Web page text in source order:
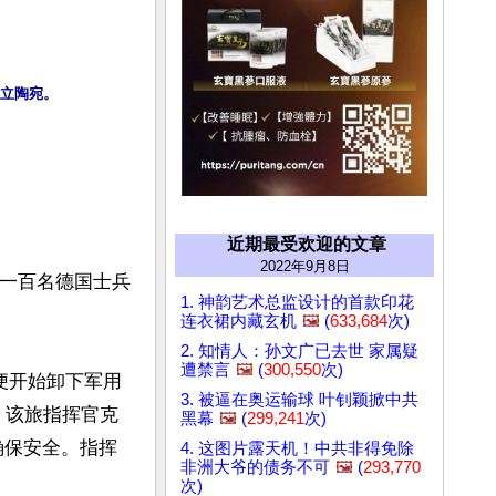
百名德国士兵
开始卸下军用
旅指挥官克
安全。指挥
近期最受欢迎的文章
2022年9月8日
1. 神韵艺术总监设计的首款印花
连衣裙内藏玄机 🖼️ (633,684次)
2. 知情人：孙文广已去世 家属疑
遭禁言 🖼️ (300,550次)
3. 被逼在奥运输球 叶钊颖掀中共
黑幕 🖼️ (299,241次)
4. 这图片露天机！中共非得免除
非洲大爷的债务不可 🖼️ (293,770
次)